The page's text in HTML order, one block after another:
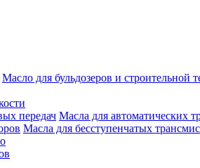
Масло для бульдозеров и строительной
Масла для автоматических
Масла для бесступенчатых